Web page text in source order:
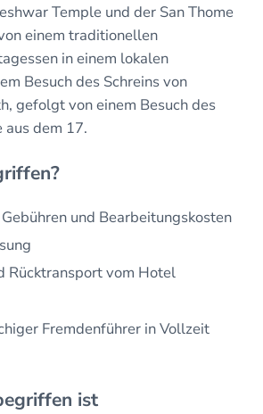
Temple und der San Thome
einem traditionellen
in einem lokalen
Besuch des Schreins von
gefolgt von einem Besuch des
aus dem 17.
und Bearbeitungskosten
Rücktransport vom Hotel
Fremdenführer in Vollzeit
ist